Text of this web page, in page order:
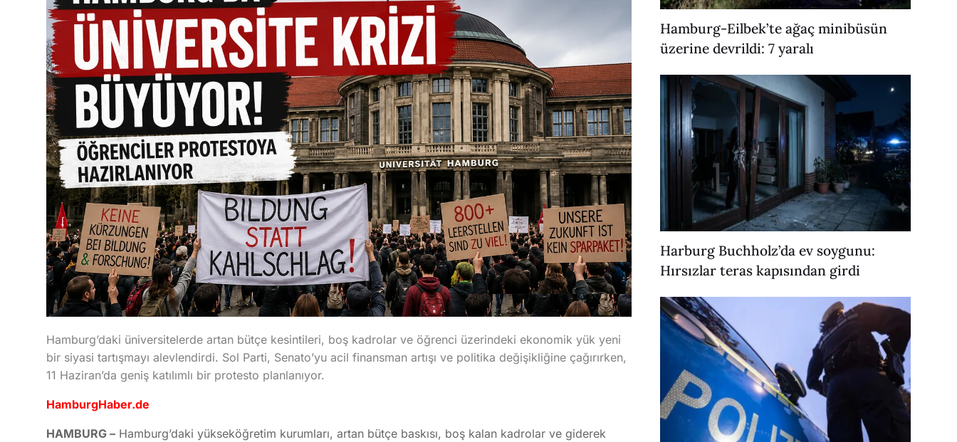
Hamburg’daki üniversitelerde artan bütçe kesintileri, boş kadrolar ve öğrenci üzerindeki ekonomik yük yeni
bir siyasi tartışmayı alevlendirdi. Sol Parti, Senato’yu acil finansman artışı ve politika değişikliğine çağırırken,
11 Haziran’da geniş katılımlı bir protesto planlanıyor.
HamburgHaber.de
HAMBURG – Hamburg’daki yükseköğretim kurumları, artan bütçe baskısı, boş kalan kadrolar ve giderek
Hamburg-Eilbek’te ağaç minibüsün
üzerine devrildi: 7 yaralı
Harburg Buchholz’da ev soygunu:
Hırsızlar teras kapısından girdi